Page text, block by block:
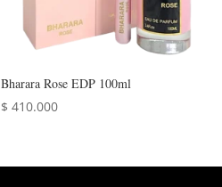
Bharara Rose EDP 100ml
$ 410.000